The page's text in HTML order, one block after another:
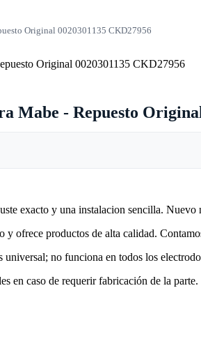
Original 0020301135 CKD27956
Mabe - Repuesto
exacto y una instalacion sencilla.
y ofrece productos de alta calidad.
universal; no funciona en todos los
en caso de requerir fabricación de la parte.